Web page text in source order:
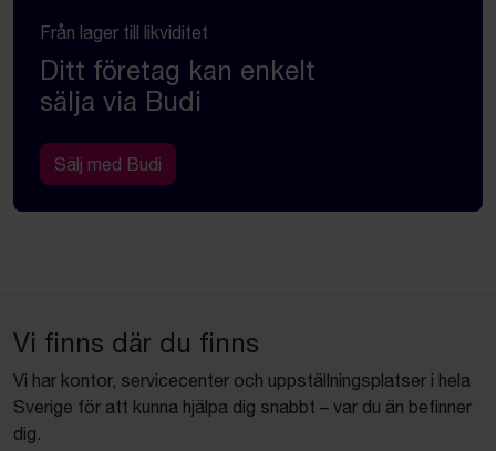
Från lager till likviditet
Ditt företag kan enkelt
sälja via Budi
Sälj med Budi
Vi finns där du finns
Vi har kontor, servicecenter och uppställningsplatser i hela
Sverige för att kunna hjälpa dig snabbt – var du än befinner
dig.